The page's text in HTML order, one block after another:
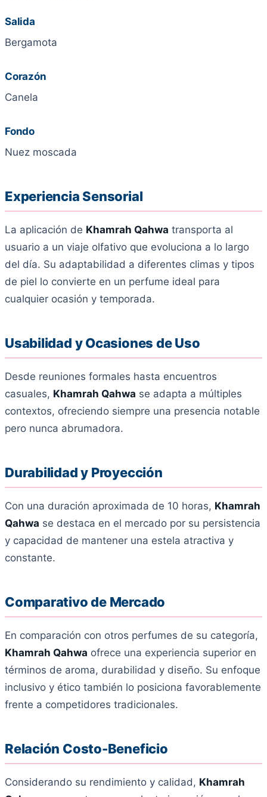
Salida
Bergamota
Corazón
Canela
Fondo
Nuez moscada
Experiencia Sensorial
La aplicación de Khamrah Qahwa transporta al
usuario a un viaje olfativo que evoluciona a lo largo
del día. Su adaptabilidad a diferentes climas y tipos
de piel lo convierte en un perfume ideal para
cualquier ocasión y temporada.
Usabilidad y Ocasiones de Uso
Desde reuniones formales hasta encuentros
casuales, Khamrah Qahwa se adapta a múltiples
contextos, ofreciendo siempre una presencia notable
pero nunca abrumadora.
Durabilidad y Proyección
Con una duración aproximada de 10 horas, Khamrah
Qahwa se destaca en el mercado por su persistencia
y capacidad de mantener una estela atractiva y
constante.
Comparativo de Mercado
En comparación con otros perfumes de su categoría,
Khamrah Qahwa ofrece una experiencia superior en
términos de aroma, durabilidad y diseño. Su enfoque
inclusivo y ético también lo posiciona favorablemente
frente a competidores tradicionales.
Relación Costo-Beneficio
Considerando su rendimiento y calidad, Khamrah